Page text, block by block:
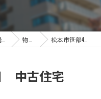
物件情報 松本市笹部4丁目 中古住宅
中古住宅